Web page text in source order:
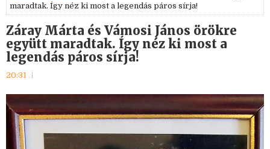
maradtak. Így néz ki most a legendás páros sírja!
Záray Márta és Vámosi János örökre
együtt maradtak. Így néz ki most a
legendás páros sírja!
20:31